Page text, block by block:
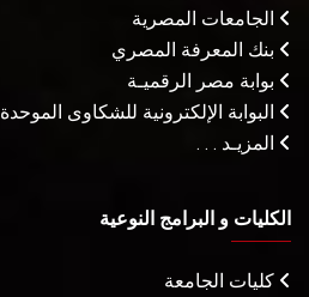
الجامعات المصرية
بنك المعرفة المصري
بوابة مصر الرقميـة
البوابة الإلكترونية للشكاوى الموحدة
المزيـد . . .
الكليات و البرامج النوعية
كليات الجامعة